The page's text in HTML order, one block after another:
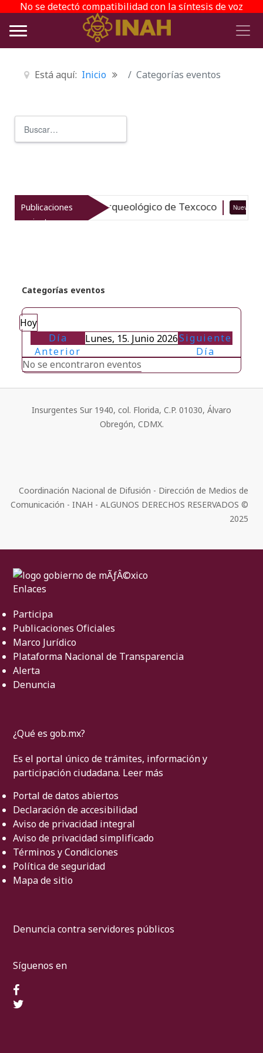
No se detectó compatibilidad con la síntesis de voz
Está aquí: Inicio Categorías eventos
Publicaciones
recientes
el patrimonio arqueológico de Texcoco Nuevo
Categorías eventos
Hoy
Día
Anterior
Lunes, 15. Junio 2026Siguiente
Día
No se encontraron eventos
Insurgentes Sur 1940, col. Florida, C.P. 01030, Álvaro
Obregón, CDMX.
Coordinación Nacional de Difusión - Dirección de Medios de
Comunicación - INAH - ALGUNOS DERECHOS RESERVADOS ©
2025
Enlaces
Participa
Publicaciones Oficiales
Marco Jurídico
Plataforma Nacional de Transparencia
Alerta
Denuncia
¿Qué es gob.mx?
Es el portal único de trámites, información y
participación ciudadana. Leer más
Portal de datos abiertos
Declaración de accesibilidad
Aviso de privacidad integral
Aviso de privacidad simplificado
Términos y Condiciones
Política de seguridad
Mapa de sitio
Denuncia contra servidores públicos
Síguenos en